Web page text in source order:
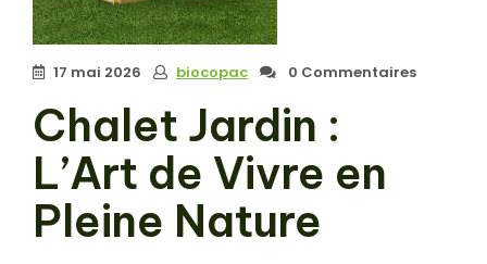
17 mai 2026 biocopac 0 Commentaires
Chalet Jardin :
L’Art de Vivre en
Pleine Nature